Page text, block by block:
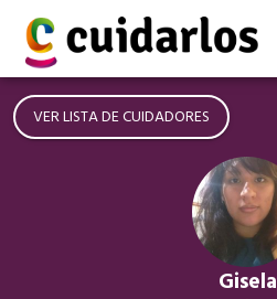
VER LISTA DE CUIDADORES
Gisela